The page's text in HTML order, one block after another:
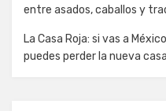
entre asados, caballos y
La Casa Roja: si vas a
puedes perder la nueva